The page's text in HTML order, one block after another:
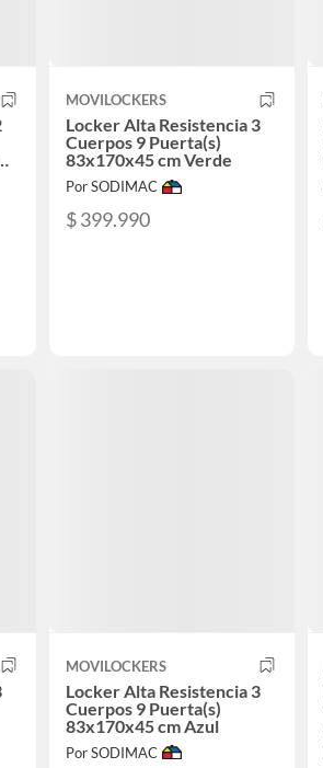
MOVILOCKERS
Locker Alta Resistencia 3
Cuerpos 9 Puerta(s)
83x170x45 cm Verde
Por SODIMAC
$ 399.990
MOVILOCKERS
Locker Alta Resistencia 3
Cuerpos 9 Puerta(s)
83x170x45 cm Azul
Por SODIMAC